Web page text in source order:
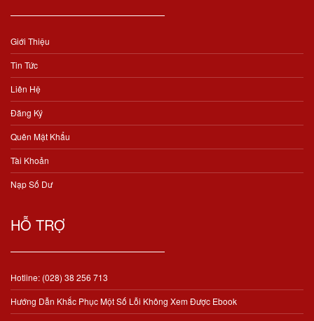
Giới Thiệu
Tin Tức
Liên Hệ
Đăng Ký
Quên Mật Khẩu
Tài Khoản
Nạp Số Dư
HỖ TRỢ
Hotline: (028) 38 256 713
Hướng Dẫn Khắc Phục Một Số Lỗi Không Xem Được Ebook